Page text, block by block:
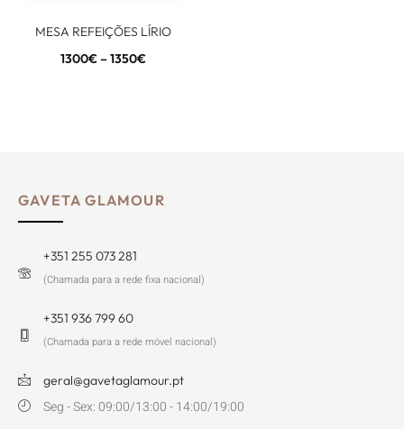
MESA REFEIÇÕES LÍRIO
1300€– 1350€
GAVETA GLAMOUR
+351 255 073 281
(Chamada para a rede fixa nacional)
+351 936 799 60
(Chamada para a rede móvel nacional)
geral@gavetaglamour.pt
Seg - Sex: 09:00/13:00 - 14:00/19:00